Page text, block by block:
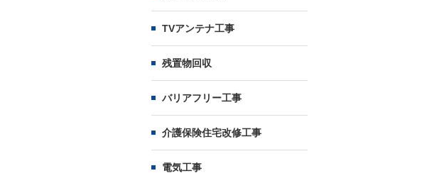
TVアンテナ工事
残置物回収
バリアフリー工事
介護保険住宅改修工事
電気工事